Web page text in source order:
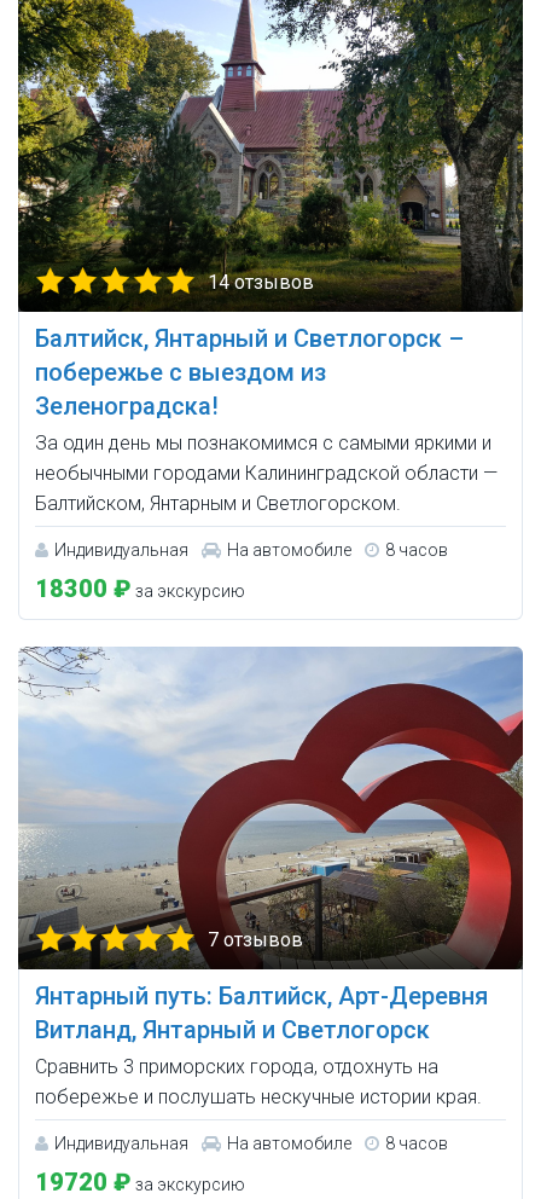
14 отзывов
Балтийск, Янтарный и Светлогорск –
побережье с выездом из
Зеленоградска!
За один день мы познакомимся с самыми яркими и
необычными городами Калининградской области —
Балтийском, Янтарным и Светлогорском.
Индивидуальная На автомобиле 8 часов
18300 ₽ за экскурсию
7 отзывов
Янтарный путь: Балтийск, Арт-Деревня
Витланд, Янтарный и Светлогорск
Сравнить 3 приморских города, отдохнуть на
побережье и послушать нескучные истории края.
Индивидуальная На автомобиле 8 часов
19720 ₽ за экскурсию